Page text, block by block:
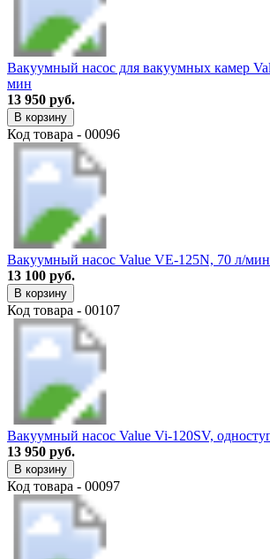
Вакуумный насос для вакуумных камер
мин
13 950 руб.
В корзину
Код товара - 00096
Вакуумный насос Value VE-125N, 70 л/мин
13 100 руб.
В корзину
Код товара - 00107
Вакуумный насос Value Vi-120SV,
13 950 руб.
В корзину
Код товара - 00097